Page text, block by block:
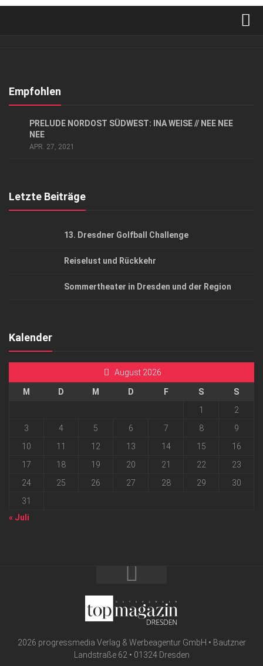
Kontakt, Impressum
Empfohlen
PRELUDE NORDOST SÜDWEST: INA WEISE // NEE NEE
NEE
APR. 27, 2021
Letzte Beiträge
13. Dresdner Golfball Challenge
Reiselust und Rückkehr
Sommertheater in Dresden und der Region
Kalender
August 2026
M D M D F S
S
1
2
3
4 5 6 7 8
9
10
11 12 13 14 15
16
17
18 19 20 21 22
23
24
25 26 27 28 29
30
31
« Juli
2026 progressmedia Verlag & Werbeagentur GmbH • Bautzner
Landstraße 62 • 01324 Dresden